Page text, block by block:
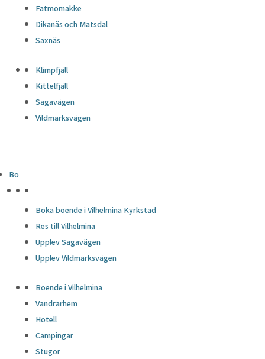
Fatmomakke
Dikanäs och Matsdal
Saxnäs
Klimpfjäll
Kittelfjäll
Sagavägen
Vildmarksvägen
Bo
Boka boende i Vilhelmina Kyrkstad
Res till Vilhelmina
Upplev Sagavägen
Upplev Vildmarksvägen
Boende i Vilhelmina
Vandrarhem
Hotell
Campingar
Stugor